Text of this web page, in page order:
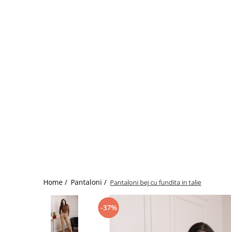
Home / Pantaloni / Pantaloni bej cu fundita in talie
-37%